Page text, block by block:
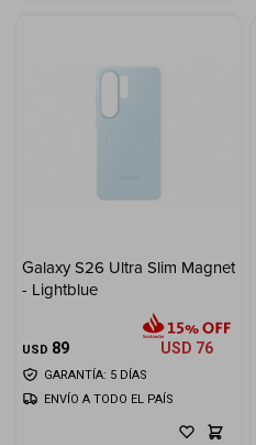
Galaxy S26 Ultra Slim Magnet
- Lightblue
USD 89 USD 76
GARANTÍA: 5 DÍAS
ENVÍO A TODO EL PAÍS